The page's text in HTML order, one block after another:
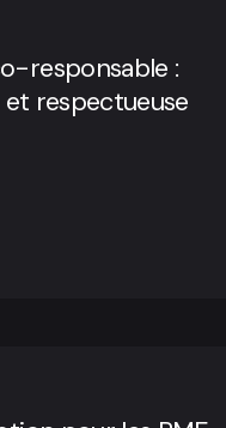
responsable :
respectueuse